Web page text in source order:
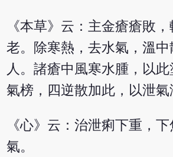
《本草》云：主金瘡瘡敗
老。除寒熱，去水氣，溫
人。諸瘡中風寒水腫，以
氣榜，四逆散加此，以泄氣
《心》云：治泄痢下重，
氣。